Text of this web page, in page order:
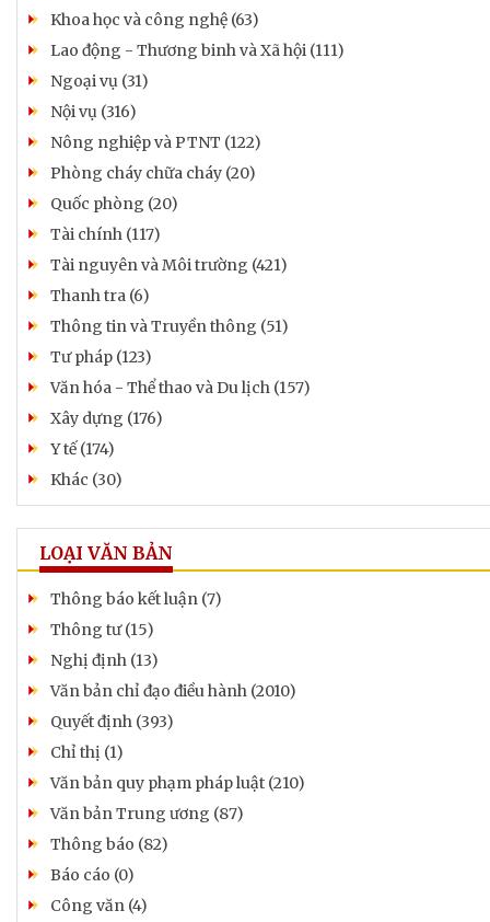
Khoa học và công nghệ (63)
Lao động - Thương binh và Xã hội (111)
Ngoại vụ (31)
Nội vụ (316)
Nông nghiệp và PTNT (122)
Phòng cháy chữa cháy (20)
Quốc phòng (20)
Tài chính (117)
Tài nguyên và Môi trường (421)
Thanh tra (6)
Thông tin và Truyền thông (51)
Tư pháp (123)
Văn hóa - Thể thao và Du lịch (157)
Xây dựng (176)
Y tế (174)
Khác (30)
LOẠI VĂN BẢN
Thông báo kết luận (7)
Thông tư (15)
Nghị định (13)
Văn bản chỉ đạo điều hành (2010)
Quyết định (393)
Chỉ thị (1)
Văn bản quy phạm pháp luật (210)
Văn bản Trung ương (87)
Thông báo (82)
Báo cáo (0)
Công văn (4)